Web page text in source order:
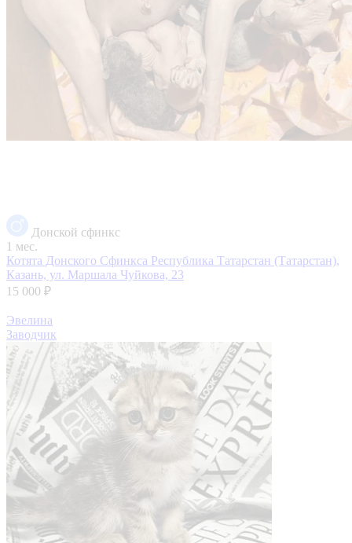
Донской сфинкс
1 мес.
Котята Донского Сфинкса Республика Татарстан (Татарстан),
Казань, ул. Маршала Чуйкова, 23
15 000 ₽
Эвелина
Заводчик